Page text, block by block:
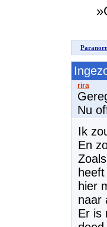
Nu
Ik
En
hier
naar
Er is